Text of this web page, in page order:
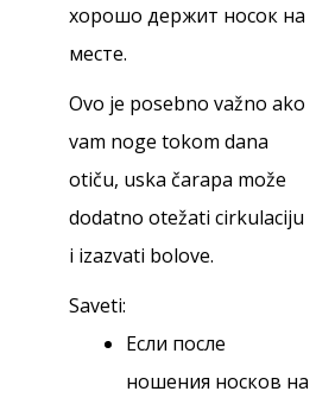
хорошо держит носок на
месте.
Ovo je posebno važno ako
vam noge tokom dana
otiču, uska čarapa može
dodatno otežati cirkulaciju
i izazvati bolove.
Saveti:
Если после
ношения носков на